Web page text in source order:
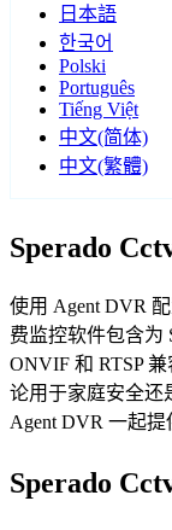
日本語
한국어
Polski
Português
Tiếng Việt
中文(简体)
中文(繁體)
Sperado
使用 Agent DVR
费监控软件包含为
ONVIF 和 RTSP
论用于家庭安全还
Agent DVR 一起提
Sperado